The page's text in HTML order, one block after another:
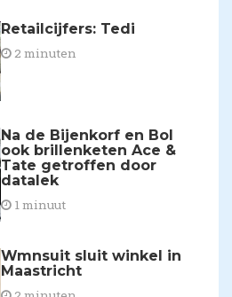
Retailcijfers: Tedi
2 minuten
Na de Bijenkorf en Bol
ook brillenketen Ace &
Tate getroffen door
datalek
1 minuut
Wmnsuit sluit winkel in
Maastricht